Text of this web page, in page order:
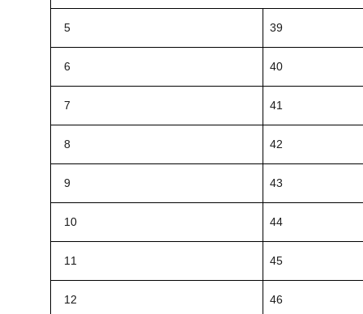
5 39
6 40
7 41
8 42
9 43
10 44
11 45
12 46